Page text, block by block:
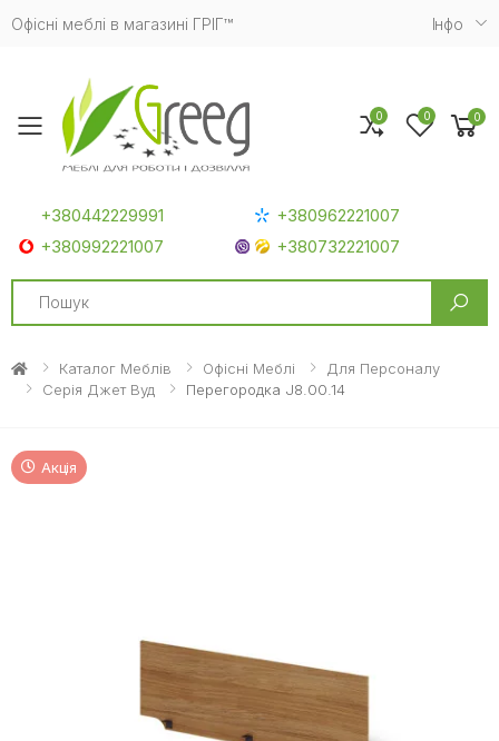
Офісні меблі в магазині ГРІГ™ Iнфо
Toggle mobile menu
+380442229991
+380962221007
+380992221007
+380732221007
Search
0 0 0
Каталог Меблів Офісні Меблі
Для Персоналу
Серія Джет Вуд
Перегородка J8.00.14
Акція